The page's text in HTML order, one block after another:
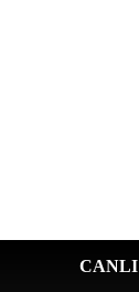
CANLI